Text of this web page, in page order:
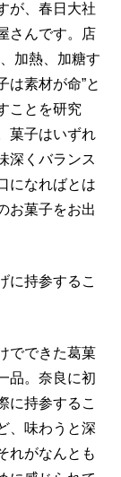
が、春日大社
さんです。店
加熱、加糖す
は素材が命”と
ことを研究
菓子はいずれ
深くバランス
になればとは
お菓子をお出
に持参するこ
でできた葛菓
品。奈良に初
に持参するこ
、味わうと深
れがなんとも